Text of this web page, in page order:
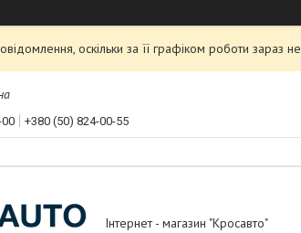
оскільки за її графіком роботи
+380 (50) 824-00-55
Інтернет - магазин "Кросавто"